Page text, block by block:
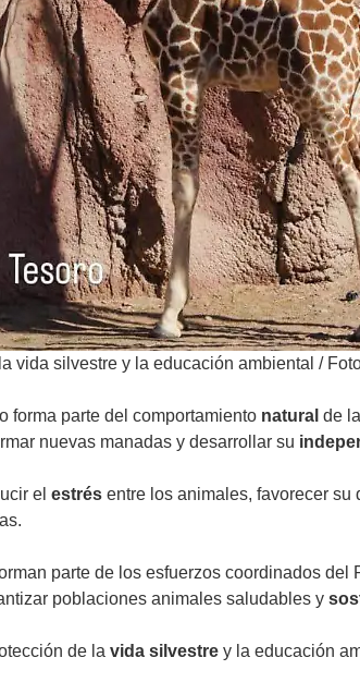
vida silvestre y la educación ambiental /
forma parte del comportamiento natural de
nuevas manadas y desarrollar su
el estrés entre los animales, favorecer
parte de los esfuerzos coordinados
poblaciones animales saludables y
de la vida silvestre y la educación